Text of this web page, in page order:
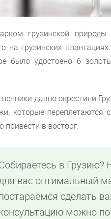
грузинской
на грузинских
было удостоено 6
давно окрестили
которые переплетаются
в восторг.
в Грузию?
вас оптимальный
сделать
можно